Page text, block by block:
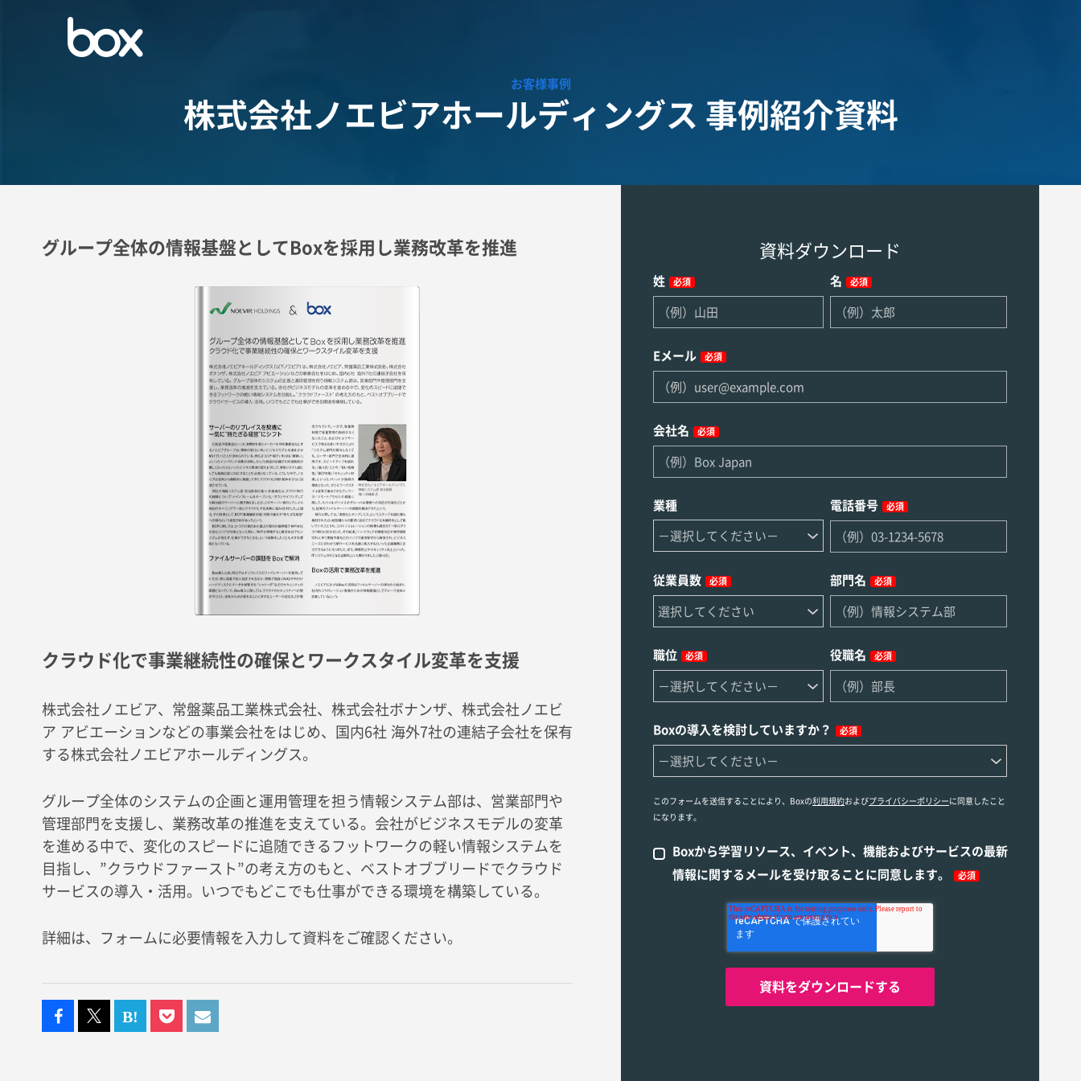
お客様事例
株式会社ノエビアホールディングス 事例紹介資料
グループ全体の情報基盤としてBoxを採用し業務改革を推進
クラウド化で事業継続性の確保とワークスタイル変革を支援
株式会社ノエビア、常盤薬品工業株式会社、株式会社ボナンザ、株式会社ノエビ
ア アビエーションなどの事業会社をはじめ、国内6社 海外7社の連結子会社を保有
する株式会社ノエビアホールディングス。
グループ全体のシステムの企画と運用管理を担う情報システム部は、営業部門や
管理部門を支援し、業務改革の推進を支えている。会社がビジネスモデルの変革
を進める中で、変化のスピードに追随できるフットワークの軽い情報システムを
目指し、”クラウドファースト”の考え方のもと、ベストオブブリードでクラウド
サービスの導入・活用。いつでもどこでも仕事ができる環境を構築している。
詳細は、フォームに必要情報を入力して資料をご確認ください。
資料ダウンロード
姓 必須 名 必須
Eメール 必須
会社名 必須
業種 電話番号 必須
従業員数 必須 部門名 必須
職位 必須 役職名 必須
Boxの導入を検討していますか？ 必須
このフォームを送信することにより、Boxの利用規約およびプライバシーポリシーに同意したこと
になります。
Boxから学習リソース、イベント、機能およびサービスの最新
情報に関するメールを受け取ることに同意します。
必須